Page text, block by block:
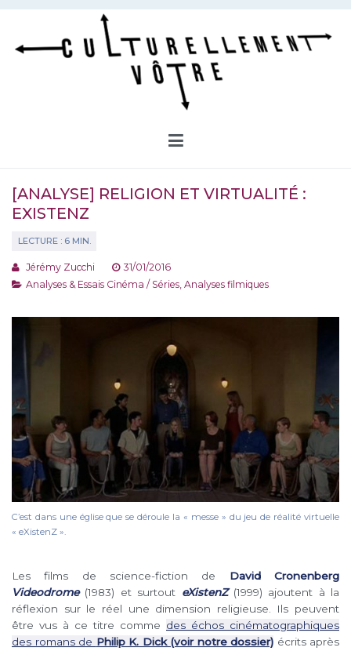
Aller
contenu
[ANALYSE] RELIGION ET VIRTUALITÉ :
EXISTENZ
Jérémy Zucchi
31/01/2016
Analyses & Essais Cinéma / Séries Analyses filmiques
C’est dans une église que se déroule la « messe » du jeu de réalité virtuelle
« eXistenZ ».
Les films de science-fiction de David Cronenberg
Videodrome(1983) et surtout eXistenZ(1999) ajoutent à la
réflexion sur le réel une dimension religieuse. Ils peuvent
être vus à ce titre comme des échos cinématographiques
des romans de Philip K. Dick (voir notre dossier) écrits après